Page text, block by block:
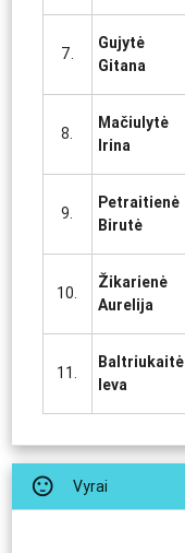
7.
Gujytė
Gitana
8.
Mačiulytė
Irina
9.
Petraitienė
Birutė
10.
Žikarienė
Aurelija
11.
Baltriukaitė
Ieva
sentiment_satisfied Vyrai